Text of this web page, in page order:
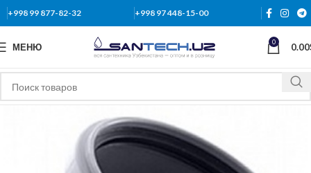
+998 99 877-82-32 +998 97 448-15-00
МЕНЮ 0 0.00